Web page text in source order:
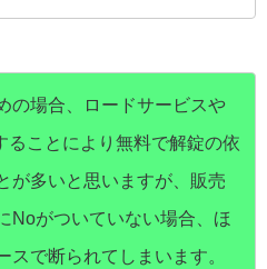
の場合、ロードサービスや
ることにより無料で解錠の依
が多いと思いますが、販売
Noがついていない場合、ほ
スで断られてしまいます。